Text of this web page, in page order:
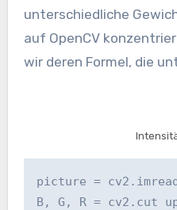
unterschiedliche
auf OpenCV
wir deren Formel, die
picture =
B, G, R = cv2.cut